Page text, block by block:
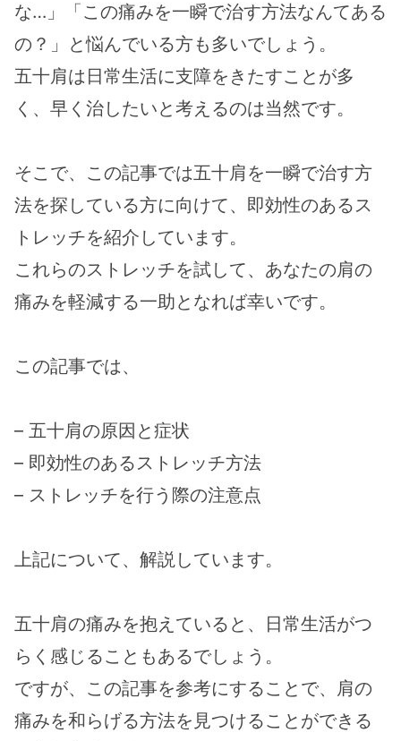
な…」「この痛みを一瞬で治す方法なんてある
の？」と悩んでいる方も多いでしょう。
五十肩は日常生活に支障をきたすことが多
く、早く治したいと考えるのは当然です。
そこで、この記事では五十肩を一瞬で治す方
法を探している方に向けて、即効性のあるス
トレッチを紹介しています。
これらのストレッチを試して、あなたの肩の
痛みを軽減する一助となれば幸いです。
この記事では、
– 五十肩の原因と症状
– 即効性のあるストレッチ方法
– ストレッチを行う際の注意点
上記について、解説しています。
五十肩の痛みを抱えていると、日常生活がつ
らく感じることもあるでしょう。
ですが、この記事を参考にすることで、肩の
痛みを和らげる方法を見つけることができる